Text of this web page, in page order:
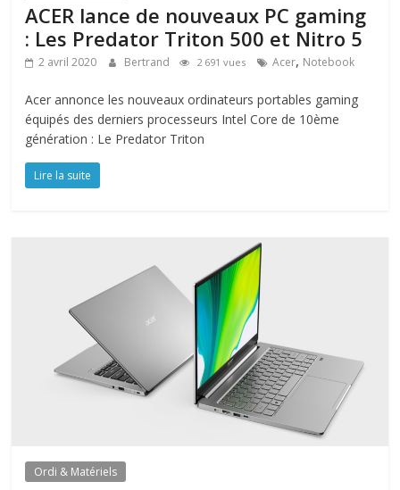
ACER lance de nouveaux PC gaming
: Les Predator Triton 500 et Nitro 5
2 avril 2020 Bertrand 2 691 vues Acer, Notebook
Acer annonce les nouveaux ordinateurs portables gaming
équipés des derniers processeurs Intel Core de 10ème
génération : Le Predator Triton
Lire la suite
Ordi & Matériels